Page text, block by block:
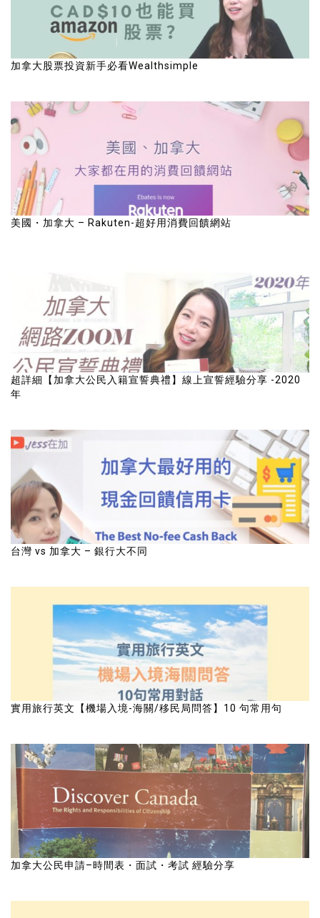
加拿大股票投資新手必看Wealthsimple
美國・加拿大 – Rakuten-超好用消費回饋網站
超詳細【加拿大公民入籍宣誓典禮】線上宣誓經驗分享 -2020
年
台灣 vs 加拿大 – 銀行大不同
實用旅行英文【機場入境-海關/移民局問答】10 句常用句
加拿大公民申請–時間表・面試・考試 經驗分享